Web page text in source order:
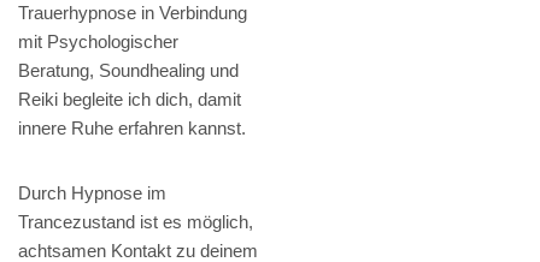
Trauerhypnose in Verbindung
mit Psychologischer
Beratung, Soundhealing und
Reiki begleite ich dich, damit
innere Ruhe erfahren kannst.
Durch Hypnose im
Trancezustand ist es möglich,
achtsamen Kontakt zu deinem